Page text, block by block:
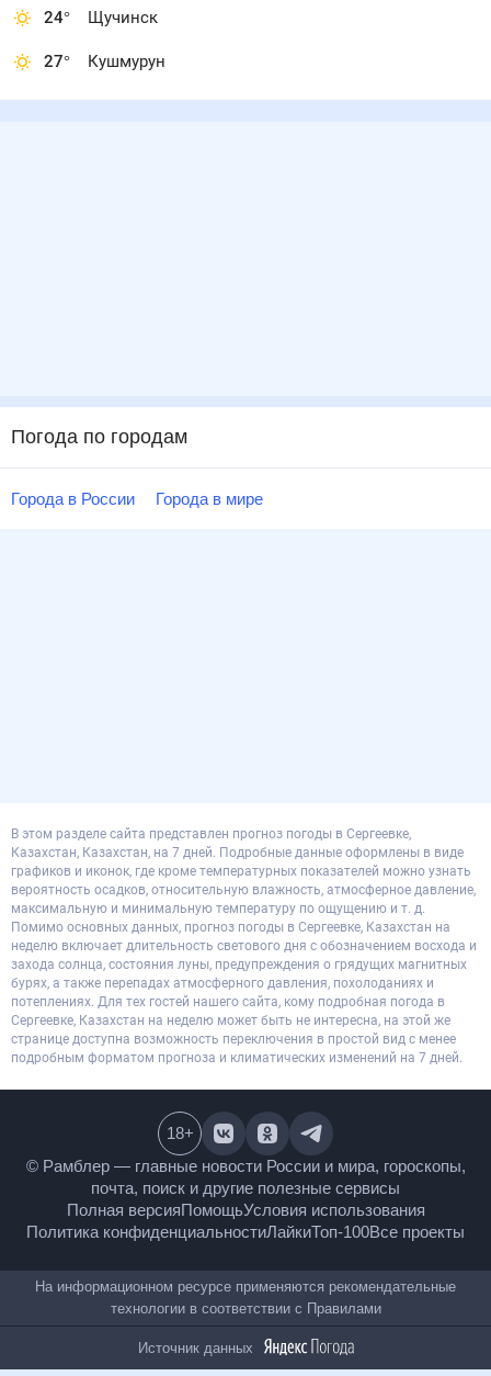
24° Щучинск
27° Кушмурун
Погода по городам
Города в России Города в мире
В этом разделе сайта представлен прогноз погоды в Сергеевке,
Казахстан, Казахстан, на 7 дней. Подробные данные оформлены в виде
графиков и иконок, где кроме температурных показателей можно узнать
вероятность осадков, относительную влажность, атмосферное давление,
максимальную и минимальную температуру по ощущению и т. д.
Помимо основных данных, прогноз погоды в Сергеевке, Казахстан на
неделю включает длительность светового дня с обозначением восхода и
захода солнца, состояния луны, предупреждения о грядущих магнитных
бурях, а также перепадах атмосферного давления, похолоданиях и
потеплениях. Для тех гостей нашего сайта, кому подробная погода в
Сергеевке, Казахстан на неделю может быть не интересна, на этой же
странице доступна возможность переключения в простой вид с менее
подробным форматом прогноза и климатических изменений на 7 дней.
© Рамблер — главные новости России и мира,
гороскопы, почта, поиск и другие полезные сервисы
Полная версияПомощьУсловия использования
Политика конфиденциальностиЛайкиТоп-100
18+
На информационном ресурсе применяются
рекомендательные технологии в соответствии сПравилами
Источник данных